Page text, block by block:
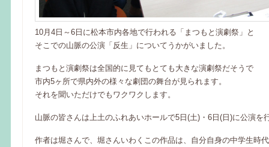
10月4日～6日に松本市内各地で行われる「まつもと演劇祭」と
そこでの山脈の公演「反生」についてうかがいました。
まつもと演劇祭は全国的に見てもとても大きな演劇祭だそうで
市内5ヶ所で県内外の様々な劇団の舞台が見られます。
それを聞いただけでもワクワクします。
山脈の皆さんは上土のふれあいホールで5日(土)・6日(日)に公演を
作者は堀さんで、堀さんいわくこの作品は、自分自身の中学生時